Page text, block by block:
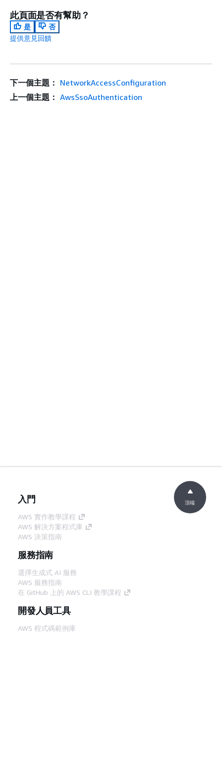
此頁面是否有幫助？
是
否
提供意見回饋
下一個主題： NetworkAccessConfiguration
上一個主題： AwsSsoAuthentication
入門
AWS 實作教學課程
AWS 解決方案程式庫
AWS 決策指南
服務指南
選擇生成式 AI 服務
AWS 服務指南
在 GitHub 上的 AWS CLI 教學課程
開發人員工具
AWS 程式碼範例庫
頂端